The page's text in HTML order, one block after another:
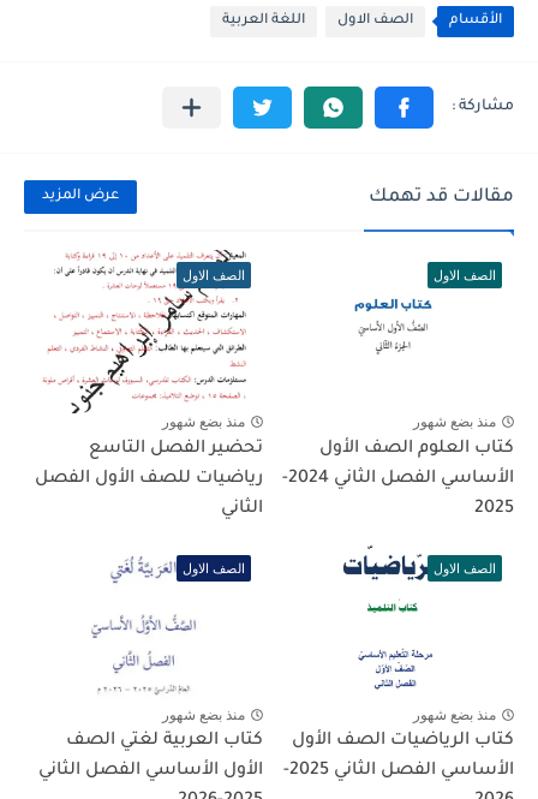
الأقسام الصف الاول اللغة العربية
مقالات قد تهمك عرض المزيد
الصف الاول
منذ بضع شهور
كتاب العلوم الصف الأول
الأساسي الفصل الثاني 2024-
2025
الصف الاول
منذ بضع شهور
تحضير الفصل التاسع
رياضيات للصف الأول الفصل
الثاني
الصف الاول
منذ بضع شهور
كتاب الرياضيات الصف الأول
الأساسي الفصل الثاني 2025-
الصف الاول
منذ بضع شهور
كتاب العربية لغتي الصف
الأول الأساسي الفصل الثاني